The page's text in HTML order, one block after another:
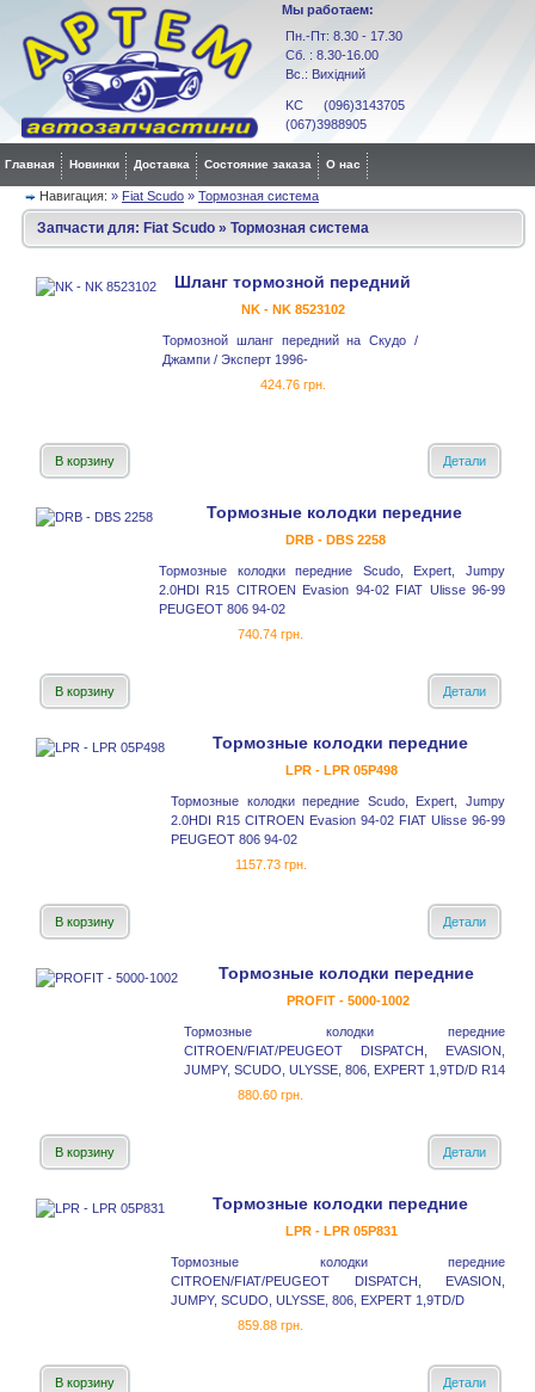
Мы работаем:
Пн.-Пт: 8.30 - 17.30
Сб. : 8.30-16.00
Вс.: Вихідний
KC (096)3143705
(067)3988905
Главная Новинки Доставка Состояние заказа О нас
Навигация: » Fiat Scudo » Тормозная система
Запчасти для: Fiat Scudo » Тормозная система
Шланг тормозной передний
NK - NK 8523102
Тормозной шланг передний на Скудо /
Джампи / Эксперт 1996-
424.76 грн.
В корзину Детали
Тормозные колодки передние
DRB - DBS 2258
Тормозные колодки передние Scudo, Expert, Jumpy
2.0HDI R15 CITROEN Evasion 94-02 FIAT Ulisse 96-99
PEUGEOT 806 94-02
740.74 грн.
В корзину Детали
Тормозные колодки передние
LPR - LPR 05P498
Тормозные колодки передние Scudo, Expert, Jumpy
2.0HDI R15 CITROEN Evasion 94-02 FIAT Ulisse 96-99
PEUGEOT 806 94-02
1157.73 грн.
В корзину Детали
Тормозные колодки передние
PROFIT - 5000-1002
Тормозные колодки передние
CITROEN/FIAT/PEUGEOT DISPATCH, EVASION,
JUMPY, SCUDO, ULYSSE, 806, EXPERT 1,9TD/D R14
880.60 грн.
В корзину Детали
Тормозные колодки передние
LPR - LPR 05P831
Тормозные колодки передние
CITROEN/FIAT/PEUGEOT DISPATCH, EVASION,
JUMPY, SCUDO, ULYSSE, 806, EXPERT 1,9TD/D
859.88 грн.
В корзину Детали